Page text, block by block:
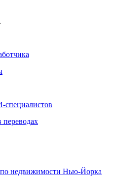
специалистов
по недвижимости Нью-Йорка